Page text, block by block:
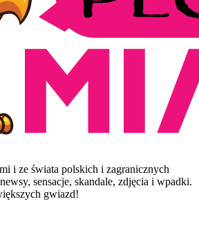
i ze świata polskich i zagranicznych
sensacje, skandale, zdjęcia i wpadki.
gwiazd!